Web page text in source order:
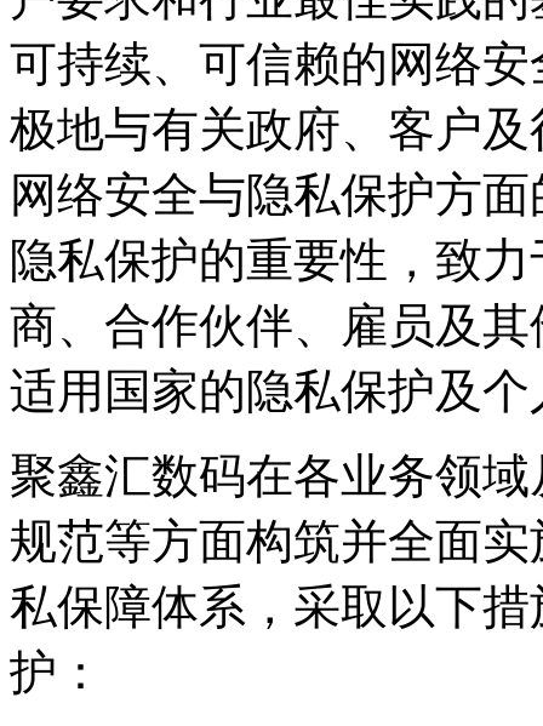
可持续、可信赖的网络
极地与有关政府、客户
网络安全与隐私保护方
隐私保护的重要性，致力
商、合作伙伴、雇员
适用国家的隐私保护及
聚鑫汇数码在各业务领域从政
规范等方面构筑并全面
私保障体系，采取以
护：